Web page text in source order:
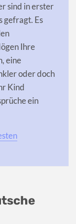
sind in erster
gefragt. Es
Ihre
eine
oder doch
Kind
ein